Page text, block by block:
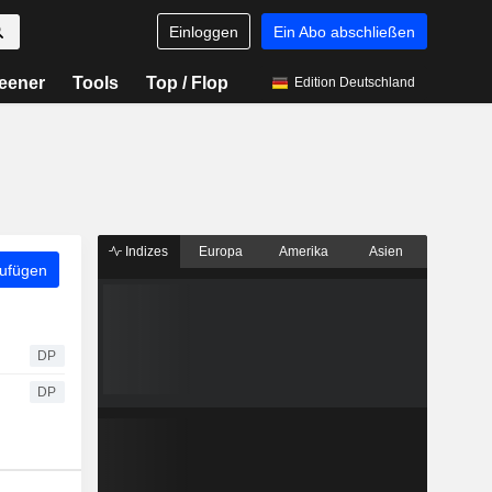
Einloggen Ein Abo abschließen
Tools Top / Flop Edition Deutschland
DP
DP
Indizes Europa Amerika Asien